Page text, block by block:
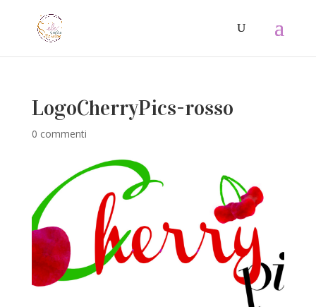
LogoCherryPics-rosso
0 commenti